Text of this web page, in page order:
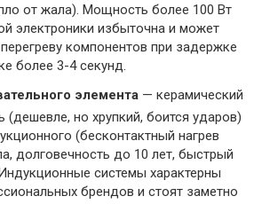
от жала). Мощность более 100 Вт
электроники избыточна и может
компонентов при задержке
более 3-4 секунд.
элемента — керамический
(дешевле, но хрупкий, боится ударов)
(бесконтактный нагрев
долговечность до 10 лет, быстрый
системы характерны
брендов и стоят заметно